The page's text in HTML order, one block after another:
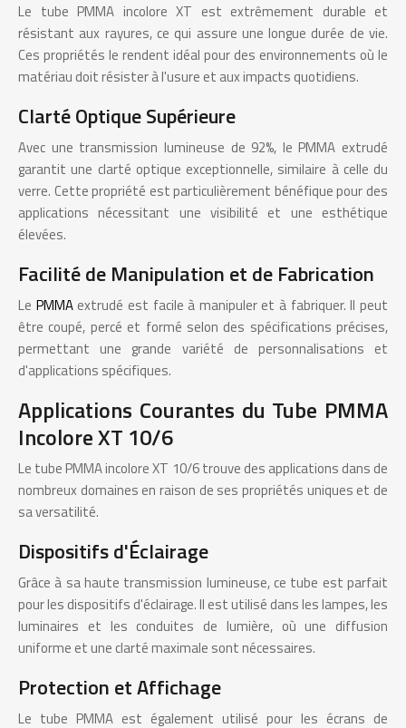
Le tube PMMA incolore XT est extrêmement durable et
résistant aux rayures, ce qui assure une longue durée de vie.
Ces propriétés le rendent idéal pour des environnements où le
matériau doit résister à l'usure et aux impacts quotidiens.
Clarté Optique Supérieure
Avec une transmission lumineuse de 92%, le PMMA extrudé
garantit une clarté optique exceptionnelle, similaire à celle du
verre. Cette propriété est particulièrement bénéfique pour des
applications nécessitant une visibilité et une esthétique
élevées.
Facilité de Manipulation et de Fabrication
Le PMMA extrudé est facile à manipuler et à fabriquer. Il peut
être coupé, percé et formé selon des spécifications précises,
permettant une grande variété de personnalisations et
d'applications spécifiques.
Applications Courantes du Tube PMMA
Incolore XT 10/6
Le tube PMMA incolore XT 10/6 trouve des applications dans de
nombreux domaines en raison de ses propriétés uniques et de
sa versatilité.
Dispositifs d'Éclairage
Grâce à sa haute transmission lumineuse, ce tube est parfait
pour les dispositifs d'éclairage. Il est utilisé dans les lampes, les
luminaires et les conduites de lumière, où une diffusion
uniforme et une clarté maximale sont nécessaires.
Protection et Affichage
Le tube PMMA est également utilisé pour les écrans de